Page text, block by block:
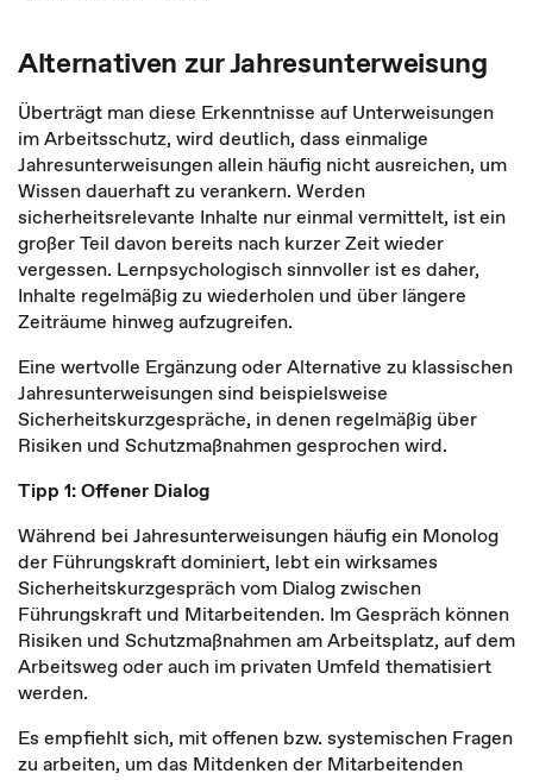
Alternativen zur Jahresunterweisung
Überträgt man diese Erkenntnisse auf Unterweisungen
im Arbeitsschutz, wird deutlich, dass einmalige
Jahresunterweisungen allein häufig nicht ausreichen, um
Wissen dauerhaft zu verankern. Werden
sicherheitsrelevante Inhalte nur einmal vermittelt, ist ein
großer Teil davon bereits nach kurzer Zeit wieder
vergessen. Lernpsychologisch sinnvoller ist es daher,
Inhalte regelmäßig zu wiederholen und über längere
Zeiträume hinweg aufzugreifen.
Eine wertvolle Ergänzung oder Alternative zu klassischen
Jahresunterweisungen sind beispielsweise
Sicherheitskurzgespräche, in denen regelmäßig über
Risiken und Schutzmaßnahmen gesprochen wird.
Tipp 1: Offener Dialog
Während bei Jahresunterweisungen häufig ein Monolog
der Führungskraft dominiert, lebt ein wirksames
Sicherheitskurzgespräch vom Dialog zwischen
Führungskraft und Mitarbeitenden. Im Gespräch können
Risiken und Schutzmaßnahmen am Arbeitsplatz, auf dem
Arbeitsweg oder auch im privaten Umfeld thematisiert
werden.
Es empfiehlt sich, mit offenen bzw. systemischen Fragen
zu arbeiten, um das Mitdenken der Mitarbeitenden